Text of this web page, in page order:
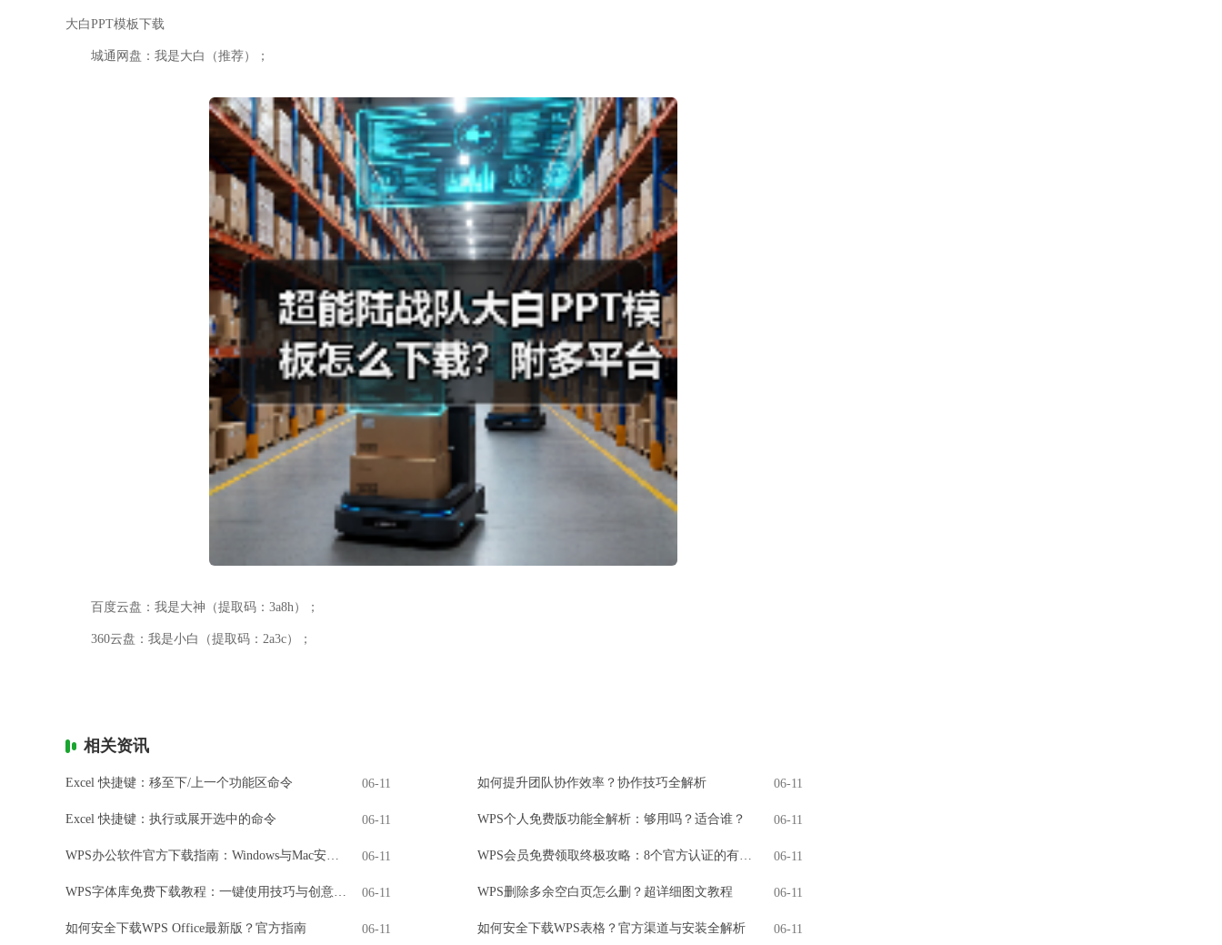
大白PPT模板下载
城通网盘：我是大白（推荐）；
百度云盘：我是大神（提取码：3a8h）；
360云盘：我是小白（提取码：2a3c）；
相关资讯
Excel 快捷键：移至下/上一个功能区命令 06-11 如何提升团队协作效率？协作技巧全解析 06-11
Excel 快捷键：执行或展开选中的命令 06-11 WPS个人免费版功能全解析：够用吗？适合谁？ 06-11
WPS办公软件官方下载指南：Windows与Mac安装全解析 06-11 WPS会员免费领取终极攻略：8个官方认证的有效方法 06-11
WPS字体库免费下载教程：一键使用技巧与创意设计 06-11 WPS删除多余空白页怎么删？超详细图文教程 06-11
如何安全下载WPS Office最新版？官方指南 06-11 如何安全下载WPS表格？官方渠道与安装全解析 06-11